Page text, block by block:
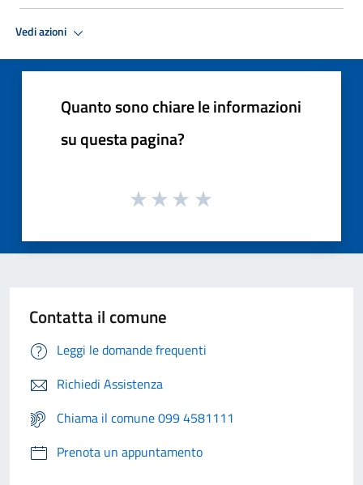
Vedi azioni
Quanto sono chiare le informazioni
su questa pagina?
Contatta il comune
Leggi le domande frequenti
Richiedi Assistenza
Chiama il comune 099 4581111
Prenota un appuntamento